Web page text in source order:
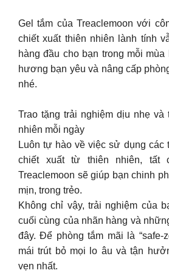
Gel tắm của Treaclemoon với
chiết xuất thiên nhiên lành tính
hàng đầu cho bạn trong mỗi mùa
hương bạn yêu và nâng cấp
nhé.
Trao tặng trải nghiệm dịu nhẹ và
nhiên mỗi ngày
Luôn tự hào về việc sử dụng các
chiết xuất từ thiên nhiên, tất
Treaclemoon sẽ giúp bạn chinh
mịn, trong trẻo.
Không chỉ vậy, trải nghiệm của
cuối cùng của nhãn hàng và
đây. Để phòng tắm mãi là “safe-
mái trút bỏ mọi lo âu và tận
vẹn nhất.